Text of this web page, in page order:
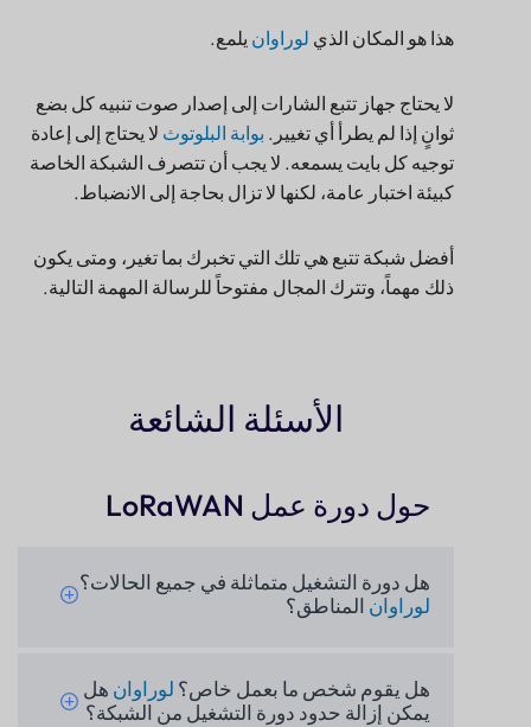
هذا هو المكان الذي لوراوان يلمع.
لا يحتاج جهاز تتبع الشارات إلى إصدار صوت تنبيه كل بضع
ثوانٍ إذا لم يطرأ أي تغيير. بوابة البلوتوث لا يحتاج إلى إعادة
توجيه كل بايت يسمعه. لا يجب أن تتصرف الشبكة الخاصة
كبيئة اختبار عامة، لكنها لا تزال بحاجة إلى الانضباط.
أفضل شبكة تتبع هي تلك التي تخبرك بما تغير، ومتى يكون
ذلك مهماً، وتترك المجال مفتوحاً للرسالة المهمة التالية.
الأسئلة الشائعة
حول دورة عمل LoRaWAN
هل دورة التشغيل متماثلة في جميع الحالات؟
لوراوان المناطق؟
هل يقوم شخص ما بعمل خاص؟ لوراوان هل
يمكن إزالة حدود دورة التشغيل من الشبكة؟